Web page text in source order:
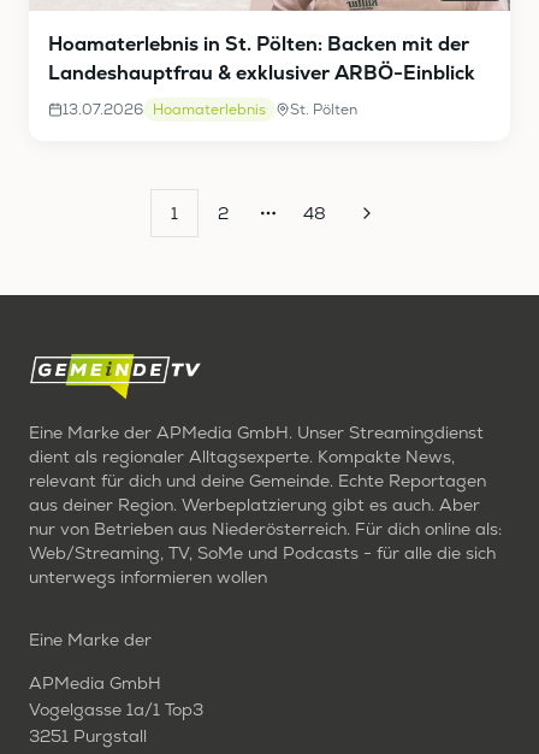
Hoamaterlebnis in St. Pölten: Backen mit der
Landeshauptfrau & exklusiver ARBÖ-Einblick
13.07.2026 Hoamaterlebnis St. Pölten
1 2 More pages
48
Eine Marke der APMedia GmbH. Unser Streamingdienst
dient als regionaler Alltagsexperte. Kompakte News,
relevant für dich und deine Gemeinde. Echte Reportagen
aus deiner Region. Werbeplatzierung gibt es auch. Aber
nur von Betrieben aus Niederösterreich. Für dich online als:
Web/Streaming, TV, SoMe und Podcasts - für alle die sich
unterwegs informieren wollen
Eine Marke der
APMedia GmbH
Vogelgasse 1a/1 Top3
3251 Purgstall